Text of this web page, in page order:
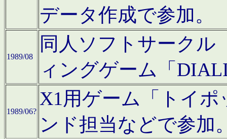
データ作成で参加。
1989/08
同人ソフトサークル
ィングゲーム「
1989/06?
X1用ゲーム「トイ
ンド担当などで参加